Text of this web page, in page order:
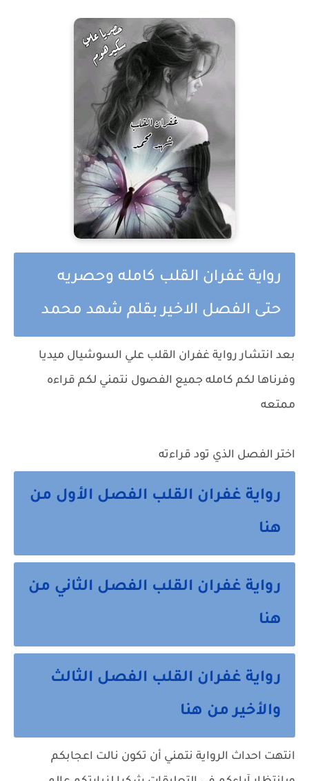
رواية غفران القلب كامله وحصريه
حتى الفصل الاخير بقلم شهد محمد
بعد انتشار رواية غفران القلب علي السوشيال ميديا
وفرناها لكم كامله جميع الفصول نتمني لكم قراءه
ممتعه
اختر الفصل الذي تود قراءته
رواية غفران القلب الفصل الأول من
هنا
رواية غفران القلب الفصل الثاني من
هنا
رواية غفران القلب الفصل الثالث
والأخير من هنا
انتهت احداث الرواية نتمني أن تكون نالت اعجابكم